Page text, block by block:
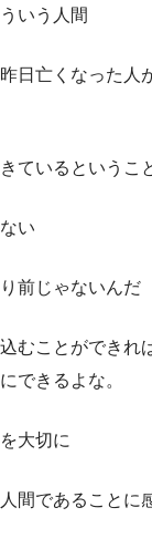
いう人間
日亡くなった人
ているというこ
い
前じゃないんだ
むことができれ
できるよな。
大切に
間であることに